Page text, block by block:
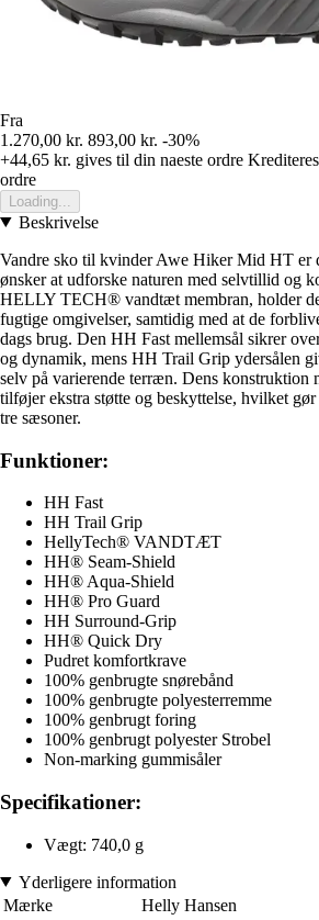
Fra
1.270,00 kr. 893,00 kr. -30%
+44,65 kr. gives til din naeste ordre
ordre
Loading...
Beskrivelse
Vandre sko til kvinder Awe Hiker Mid HT er
ønsker at udforske naturen med selvtillid og
HELLY TECH® vandtæt membran, holder
fugtige omgivelser, samtidig med at de
dags brug. Den HH Fast mellemsål sikrer
og dynamik, mens HH Trail Grip ydersålen
selv på varierende terræn. Dens konstruktion
tilføjer ekstra støtte og beskyttelse, hvilket
tre sæsoner.
Funktioner:
HH Fast
HH Trail Grip
HellyTech® VANDTÆT
HH® Seam-Shield
HH® Aqua-Shield
HH® Pro Guard
HH Surround-Grip
HH® Quick Dry
Pudret komfortkrave
100% genbrugte snørebånd
100% genbrugte polyesterremme
100% genbrugt foring
100% genbrugt polyester Strobel
Non-marking gummisåler
Specifikationer:
Vægt: 740,0 g
Yderligere information
Mærke
Helly Hansen